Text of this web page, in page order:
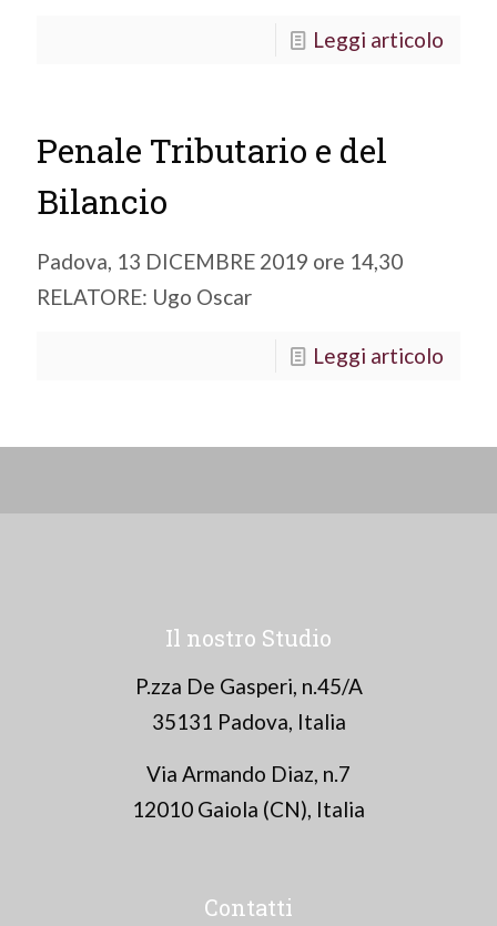
Leggi articolo
Penale Tributario e del
Bilancio
Padova, 13 DICEMBRE 2019 ore 14,30
RELATORE: Ugo Oscar
Leggi articolo
Il nostro Studio
P.zza De Gasperi, n.45/A
35131 Padova, Italia
Via Armando Diaz, n.7
12010 Gaiola (CN), Italia
Contatti